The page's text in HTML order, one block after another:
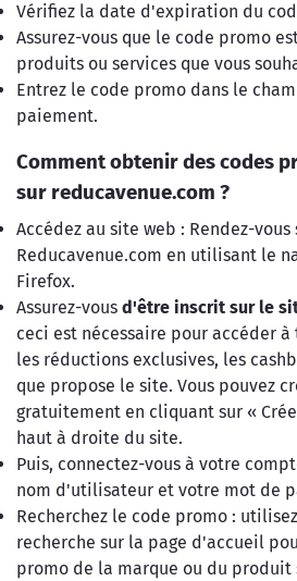
Vérifiez la date d'expiration du
Assurez-vous que le code promo
produits ou services que vous
Entrez le code promo dans le
paiement.
Comment obtenir des codes
sur reducavenue.com ?
Accédez au site web : Rendez-vous
Reducavenue.com en utilisant le
Firefox.
Assurez-vous d'être inscrit sur le
ceci est nécessaire pour accéder
les réductions exclusives, les
que propose le site. Vous pouvez
gratuitement en cliquant sur «
haut à droite du site.
Puis, connectez-vous à votre
nom d'utilisateur et votre mot de
Recherchez le code promo :
recherche sur la page d'accueil
promo de la marque ou du produit